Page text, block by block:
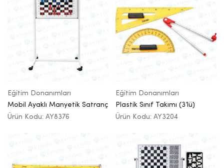
Eğitim Donanımları
Mobil Ayaklı Manyetik Satranç
Ürün Kodu: AY8376
Eğitim Donanımları
Plastik Sınıf Takımı (3’lü)
Ürün Kodu: AY3204